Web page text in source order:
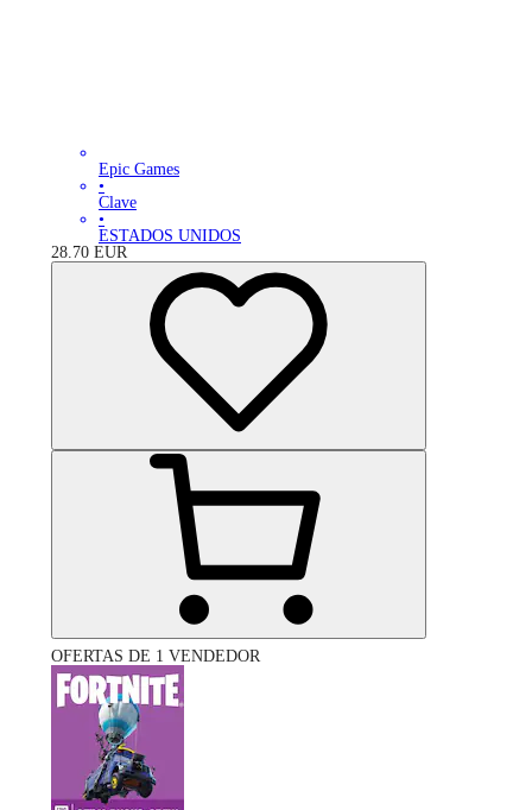
Epic Games
•
Clave
•
ESTADOS UNIDOS
28.70 EUR
OFERTAS DE 1 VENDEDOR